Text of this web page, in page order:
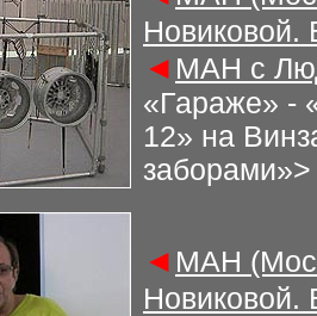
Новиковой.
◄ МАН с
«Гараже» -
12» на
заборами»>
◄ МАН
Новиковой.